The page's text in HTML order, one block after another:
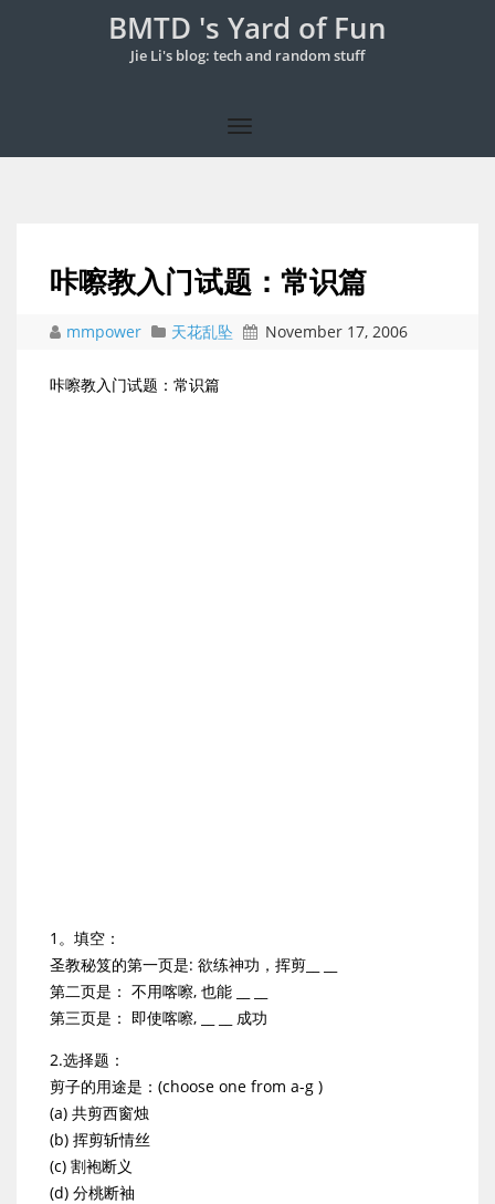
BMTD 's Yard of Fun
Jie Li's blog: tech and random stuff
咔嚓教入门试题：常识篇
mmpower 天花乱坠 November 17, 2006
咔嚓教入门试题：常识篇
1。填空：
圣教秘笈的第一页是: 欲练神功，挥剪__ __
第二页是： 不用喀嚓, 也能 __ __
第三页是： 即使喀嚓, __ __ 成功
2.选择题：
剪子的用途是：(choose one from a-g )
(a) 共剪西窗烛
(b) 挥剪斩情丝
(c) 割袍断义
(d) 分桃断袖